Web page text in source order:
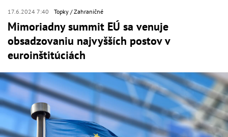
17.6.2024 7:40 Topky Zahraničné
Mimoriadny summit EÚ sa venuje
obsadzovaniu najvyšších postov v
euroinštitúciách